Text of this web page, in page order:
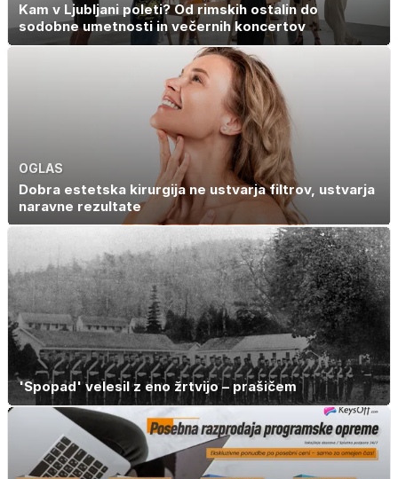
Kam v Ljubljani poleti? Od rimskih ostalin do
sodobne umetnosti in večernih koncertov
OGLAS
Dobra estetska kirurgija ne ustvarja filtrov, ustvarja
naravne rezultate
'Spopad' velesil z eno žrtvijo – prašičem